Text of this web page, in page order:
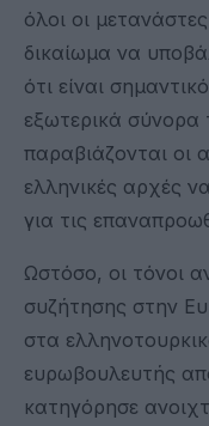
όλοι οι
δικαίωμα να
ότι είναι
εξωτερικά
παραβιάζονται οι
ελληνικές αρχές
για τις
Ωστόσο, οι τόνοι
συζήτησης στην
στα
ευρωβουλευτής
κατηγόρησε